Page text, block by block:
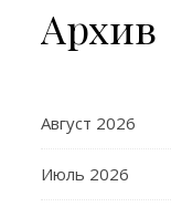
Архив
Август 2026
Июль 2026